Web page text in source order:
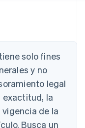
solo fines
y no
legal
exactitud, la
de la
Busca un